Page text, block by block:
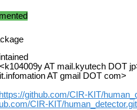
AT mail.kyutech DOT
AT gmail DOT com>
https://github.com/CIR-KIT/
CIR-KIT/human_detector.git